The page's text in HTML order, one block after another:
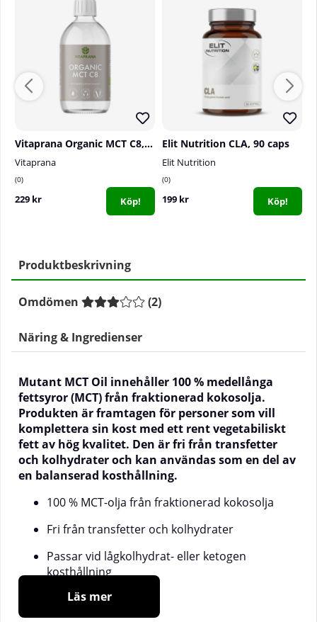
Vitaprana Organic MCT C8, 500 ml
Vitaprana
0
229 kr Köp!
Elit Nutrition CLA, 90 caps
Elit Nutrition
0
199 kr Köp!
Produktbeskrivning
Omdömen (2)
Näring & Ingredienser
Mutant MCT Oil innehåller 100 % medellånga
fettsyror (MCT) från fraktionerad kokosolja.
Produkten är framtagen för personer som vill
komplettera sin kost med ett rent vegetabiliskt
fett av hög kvalitet. Den är fri från transfetter
och kolhydrater och kan användas som en del av
en balanserad kosthållning.
100 % MCT-olja från fraktionerad kokosolja
Fri från transfetter och kolhydrater
Passar vid lågkolhydrat- eller ketogen
kosthållning
Neutral smak – enkel att blanda i mat eller
dryck
Läs mer